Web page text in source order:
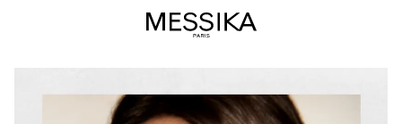
والمديرة